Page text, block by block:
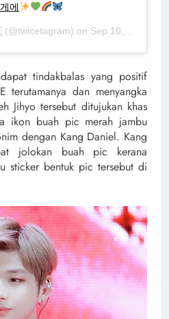
에
(@twicetagram) on Sep 10, 2019 at 12:53am PDT
tindakbalas yang positif
terutamanya dan menyangka
Jihyo tersebut ditujukan khas
ikon buah pic merah jambu
dengan Kang Daniel. Kang
jolokan buah pic kerana
sticker bentuk pic tersebut di